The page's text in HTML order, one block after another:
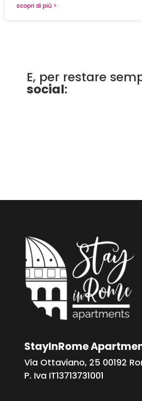
scopri di più >
E, per restare
social:
StayInRome
Via Ottaviano, 25 00192
P. Iva IT13713731001